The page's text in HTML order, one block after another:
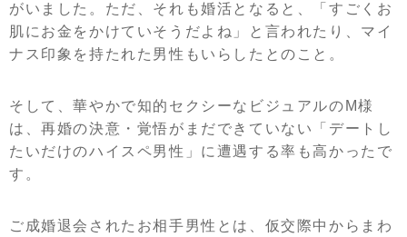
がいました。ただ、それも婚活となると、「すごくお
肌にお金をかけていそうだよね」と言われたり、マイ
ナス印象を持たれた男性もいらしたとのこと。
そして、華やかで知的セクシーなビジュアルのM様
は、再婚の決意・覚悟がまだできていない「デートし
たいだけのハイスペ男性」に遭遇する率も高かったで
す。
ご成婚退会されたお相手男性とは、仮交際中からまわ